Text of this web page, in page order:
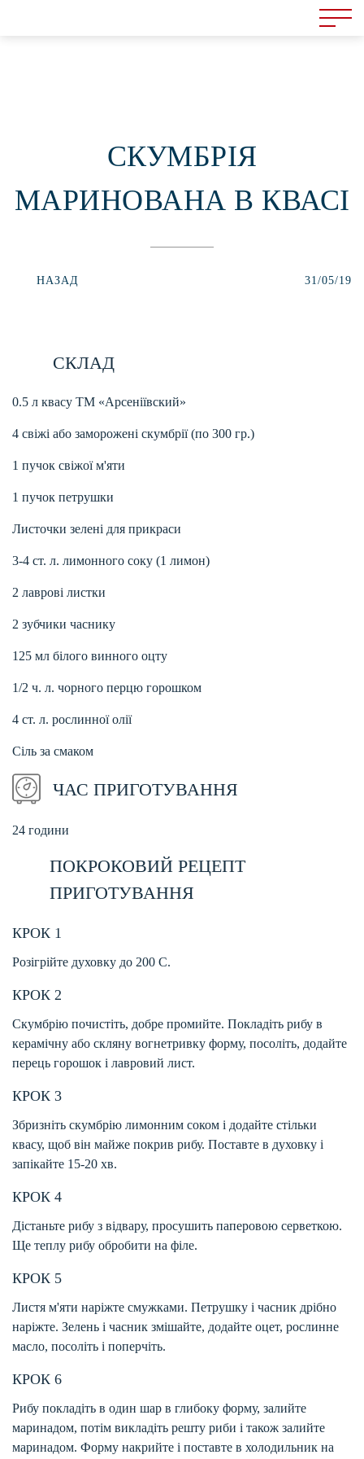
СКУМБРІЯ
МАРИНОВАНА В КВАСІ
НАЗАД 31/05/19
СКЛАД
0.5 л квасу ТМ «Арсеніївский»
4 свіжі або заморожені скумбрії (по 300 гр.)
1 пучок свіжої м'яти
1 пучок петрушки
Листочки зелені для прикраси
3-4 ст. л. лимонного соку (1 лимон)
2 лаврові листки
2 зубчики часнику
125 мл білого винного оцту
1/2 ч. л. чорного перцю горошком
4 ст. л. рослинної олії
Сіль за смаком
ЧАС ПРИГОТУВАННЯ
24 години
ПОКРОКОВИЙ РЕЦЕПТ
ПРИГОТУВАННЯ
КРОК 1
Розігрійте духовку до 200 С.
КРОК 2
Скумбрію почистіть, добре промийте. Покладіть рибу в
керамічну або скляну вогнетривку форму, посоліть, додайте
перець горошок і лавровий лист.
КРОК 3
Збризніть скумбрію лимонним соком і додайте стільки
квасу, щоб він майже покрив рибу. Поставте в духовку і
запікайте 15-20 хв.
КРОК 4
Дістаньте рибу з відвару, просушить паперовою серветкою.
Ще теплу рибу обробити на філе.
КРОК 5
Листя м'яти наріжте смужками. Петрушку і часник дрібно
наріжте. Зелень і часник змішайте, додайте оцет, рослинне
масло, посоліть і поперчіть.
КРОК 6
Рибу покладіть в один шар в глибоку форму, залийте
маринадом, потім викладіть решту риби і також залийте
маринадом. Форму накрийте і поставте в холодильник на